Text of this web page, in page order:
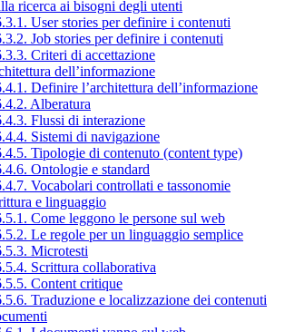
ricerca ai bisogni degli utenti
User stories per definire i contenuti
Job stories per definire i contenuti
Criteri di accettazione
dell’informazione
Definire l’architettura dell’informazione
Alberatura
Flussi di interazione
Sistemi di navigazione
Tipologie di contenuto (content type)
Ontologie e standard
Vocabolari controllati e tassonomie
e linguaggio
Come leggono le persone sul web
Le regole per un linguaggio semplice
Microtesti
Scrittura collaborativa
Content critique
Traduzione e localizzazione dei contenuti